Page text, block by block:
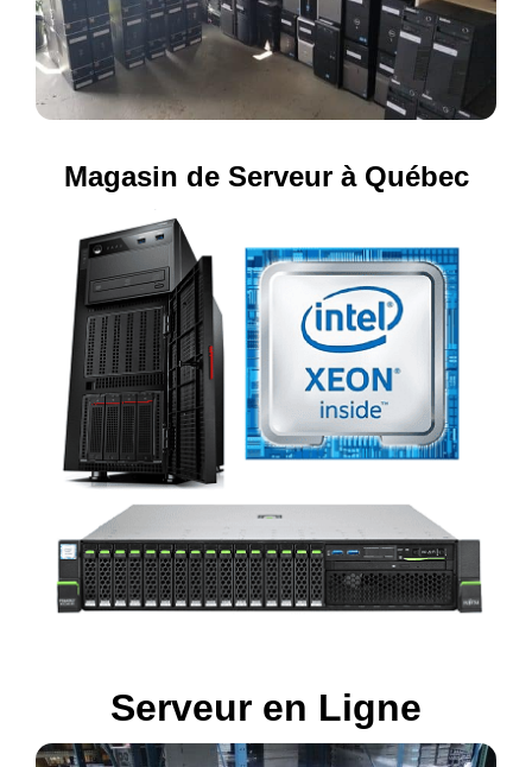
Magasin de Serveur à Québec
Serveur en Ligne